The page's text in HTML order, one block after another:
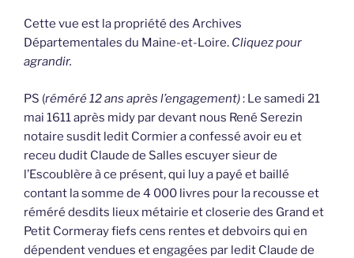
Cette vue est la propriété des Archives
Départementales du Maine-et-Loire. Cliquez pour
agrandir.
PS (réméré 12 ans après l’engagement): Le samedi 21
mai 1611 après midy par devant nous René Serezin
notaire susdit ledit Cormier a confessé avoir eu et
receu dudit Claude de Salles escuyer sieur de
l’Escoublère à ce présent, qui luy a payé et baillé
contant la somme de 4 000 livres pour la recousse et
réméré desdits lieux métairie et closerie des Grand et
Petit Cormeray fiefs cens rentes et debvoirs qui en
dépendent vendues et engagées par ledit Claude de